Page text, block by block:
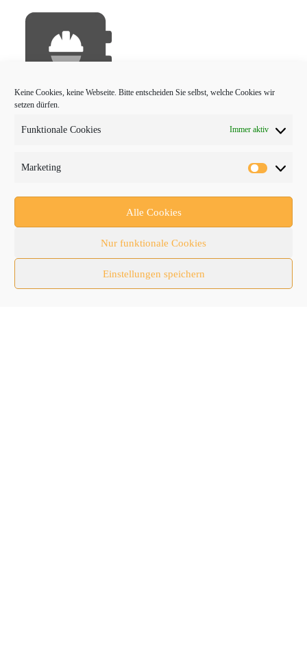
Keine Cookies, keine Webseite. Bitte entscheiden Sie selbst, welche Cookies wir
setzen dürfen.
Funktionale Cookies Immer aktiv
Marketing
Alle Cookies
Nur funktionale Cookies
Einstellungen speichern
bauma